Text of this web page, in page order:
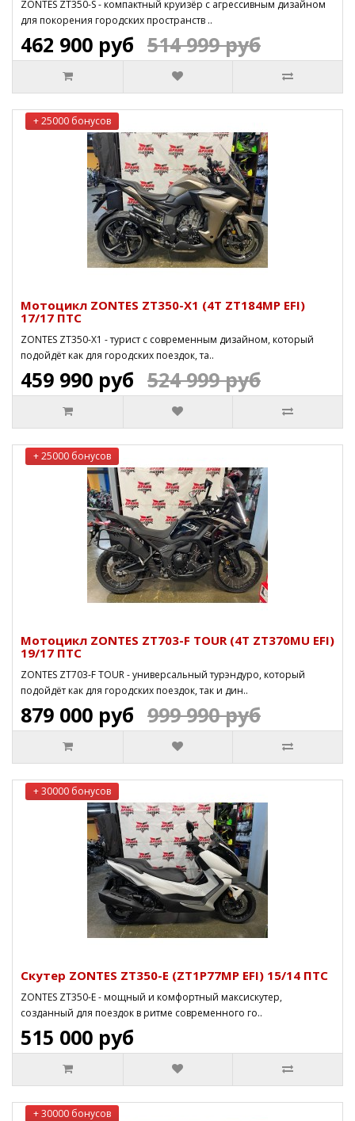
ZONTES ZT350-S - компактный круизёр с агрессивным дизайном
для покорения городских пространств ..
462 900 руб 514 999 руб
+ 25000 бонусов
Мотоцикл ZONTES ZT350-X1 (4T ZT184MP EFI)
17/17 ПТС
ZONTES ZT350-X1 - турист с современным дизайном, который
подойдёт как для городских поездок, та..
459 990 руб 524 999 руб
+ 25000 бонусов
Мотоцикл ZONTES ZT703-F TOUR (4T ZT370MU EFI)
19/17 ПТС
ZONTES ZT703-F TOUR - универсальный турэндуро, который
подойдёт как для городских поездок, так и дин..
879 000 руб 999 990 руб
+ 30000 бонусов
Скутер ZONTES ZT350-E (ZT1P77MP EFI) 15/14 ПТС
ZONTES ZT350-E - мощный и комфортный максискутер,
созданный для поездок в ритме современного го..
515 000 руб
+ 30000 бонусов